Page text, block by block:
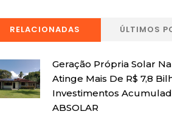
RELACIONADAS ÚLTIMOS
Geração Própria Solar
Atinge Mais De R$ 7,8
Investimentos
ABSOLAR